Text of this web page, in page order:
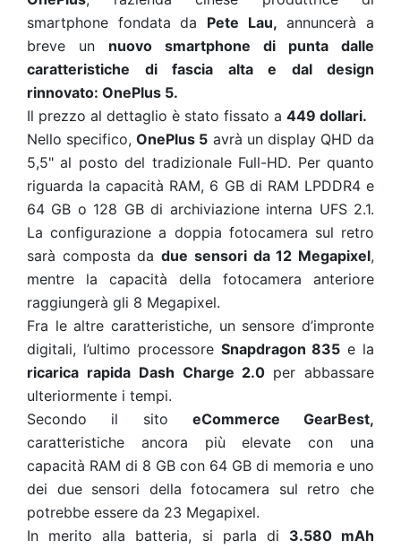
smartphone fondata da Pete Lau, annuncerà a
breve un nuovo smartphone di punta dalle
caratteristiche di fascia alta e dal design
rinnovato: OnePlus 5.
Il prezzo al dettaglio è stato fissato a 449 dollari.
Nello specifico,OnePlus 5 avrà un display QHD da
5,5" al posto del tradizionale Full-HD. Per quanto
riguarda la capacità RAM, 6 GB di RAM LPDDR4 e
64 GB o 128 GB di archiviazione interna UFS 2.1.
La configurazione a doppia fotocamera sul retro
sarà composta dadue sensori da 12 Megapixel,
mentre la capacità della fotocamera anteriore
raggiungerà gli 8 Megapixel.
Fra le altre caratteristiche, un sensore d’impronte
digitali, l’ultimo processore Snapdragon 835 e la
ricarica rapida Dash Charge 2.0 per abbassare
ulteriormente i tempi.
Secondo il sito eCommerce GearBest,
caratteristiche ancora più elevate con una
capacità RAM di 8 GB con 64 GB di memoria e uno
dei due sensori della fotocamera sul retro che
potrebbe essere da 23 Megapixel.
In merito alla batteria, si parla di 3.580 mAh